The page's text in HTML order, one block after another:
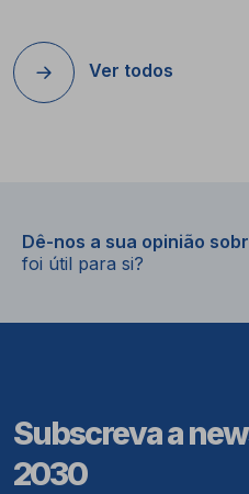
Ver todos
Dê-nos a sua opinião
foi útil para si?
Subscreva a
2030